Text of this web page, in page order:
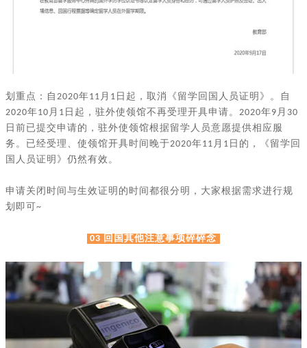
划重点：自 2020年11 月 1 日起，取消《留学回国人员证明》。自
2020年10 月 1 日起，驻外使领馆不再受理开具申请。 2020年9 月 30
日前已提交申请的，驻外使领馆根据留学人员意愿提供相应服
务。已经受理、使领馆开具时间晚于2020年11 月 1 日的，《留学回
国人员证明》仍然有效。
申请关闭时间与生效证明的时间都很分明，大家根据需求进行规
划即可~
03 回国其他注意事项碎碎念